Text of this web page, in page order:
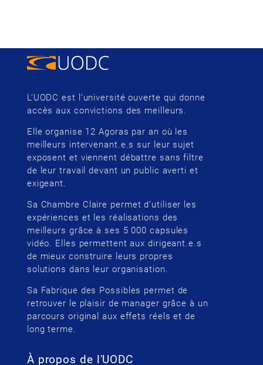
L’UODC est l’université ouverte qui donne
accès aux convictions des meilleurs.
Elle organise 12 Agoras par an où les
meilleurs intervenant.e.s sur leur sujet
exposent et viennent débattre sans filtre
de leur travail devant un public averti et
exigeant.
Sa Chambre Claire permet d’utiliser les
expériences et les réalisations des
meilleurs grâce à ses 5 000 capsules
vidéo. Elles permettent aux dirigeant.e.s
de mieux construire leurs propres
solutions dans leur organisation.
Sa Fabrique des Possibles permet de
retrouver le plaisir de manager grâce à un
parcours original aux effets réels et de
long terme.
À propos de l'UODC